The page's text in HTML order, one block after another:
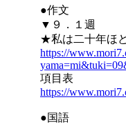
●作文
▼９．１週
★私は二十年ほ
https://
項目表
https://
●国語